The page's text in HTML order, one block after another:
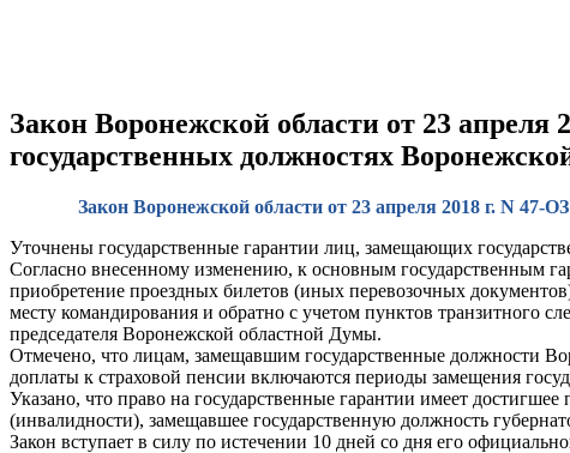
Закон Воронежской области от 23
государственных должностях
Закон Воронежской области от 23 апреля 2018 г. N 47-
Уточнены государственные гарантии лиц, замещающих
Согласно внесенному изменению, к основным государственным
приобретение проездных билетов (иных перевозочных
месту командирования и обратно с учетом пунктов транзитного
председателя Воронежской областной Думы.
Отмечено, что лицам, замещавшим государственные должности
доплаты к страховой пенсии включаются периоды замещения
Указано, что право на государственные гарантии имеет
(инвалидности), замещавшее государственную должность
Закон вступает в силу по истечении 10 дней со дня его